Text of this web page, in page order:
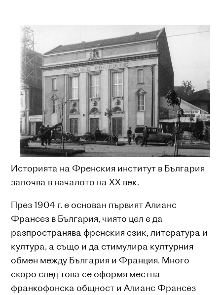
Историята на Френския институт в България
започва в началото на ХХ век.
През 1904 г. е основан първият Алианс
Франсез в България, чиято цел е да
разпространява френския език, литература и
култура, а също и да стимулира културния
обмен между България и Франция. Много
скоро след това се оформя местна
франкофонска общност и Алианс Франсез